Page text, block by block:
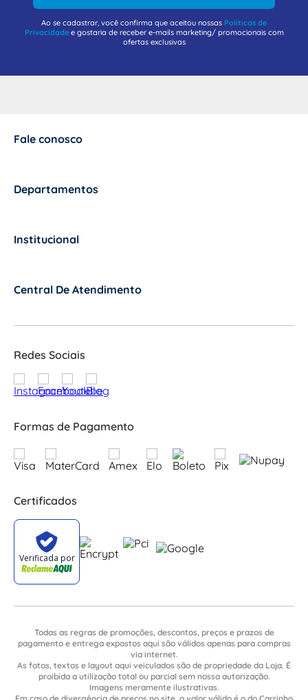
Ao se cadastrar, você confirma que aceitou nossas Políticas de
Privacidadee gostaria de receber e-mails marketing/ promocionais com
ofertas exclusivas
Fale conosco
Departamentos
Institucional
Central De Atendimento
Redes Sociais
Formas de Pagamento
Certificados
Todas as regras de promoções, descontos, preços e prazos de
pagamento e entrega expostos aqui são válidos apenas para compras
via internet.
As fotos, textos e layout aqui veiculados são de propriedade da Loja. É
proibida a utilização total ou parcial sem nossa autorização.
Imagens meramente ilustrativas.